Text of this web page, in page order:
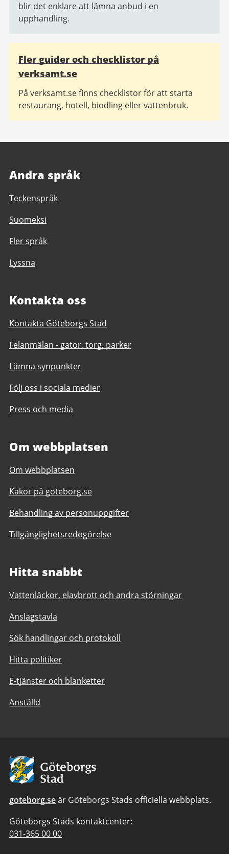
blir det enklare att lämna anbud i en
upphandling.
Fler guider och checklistor på
verksamt.se
På verksamt.se finns checklistor för att starta
restaurang, hotell, biodling eller vattenbruk.
Andra språk
Teckenspråk
Suomeksi
Fler språk
Lyssna
Kontakta oss
Kontakta Göteborgs Stad
Felanmälan - gator, torg, parker
Lämna synpunkter
Följ oss i sociala medier
Press och media
Om webbplatsen
Om webbplatsen
Kakor på goteborg.se
Behandling av personuppgifter
Tillgänglighetsredogörelse
Hitta snabbt
Vattenläckor, elavbrott och andra störningar
Anslagstavla
Sök handlingar och protokoll
Hitta politiker
E-tjänster och blanketter
Anställd
Avsändare:
Göteborgs
Stad
goteborg.seär Göteborgs Stads officiella webbplats.
Göteborgs Stads kontaktcenter:
Telefonnummer
031-365 00 00